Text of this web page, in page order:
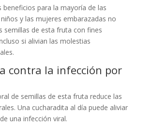
beneficios para la mayoría de las
y las mujeres embarazadas no
semillas de esta fruta con fines
si alivian las molestias
contra la infección por
de semillas de esta fruta reduce las
Una cucharadita al día puede aliviar
una infección viral.